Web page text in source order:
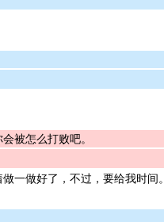
被怎么打败吧。
一做好了，不过，要给我时间。